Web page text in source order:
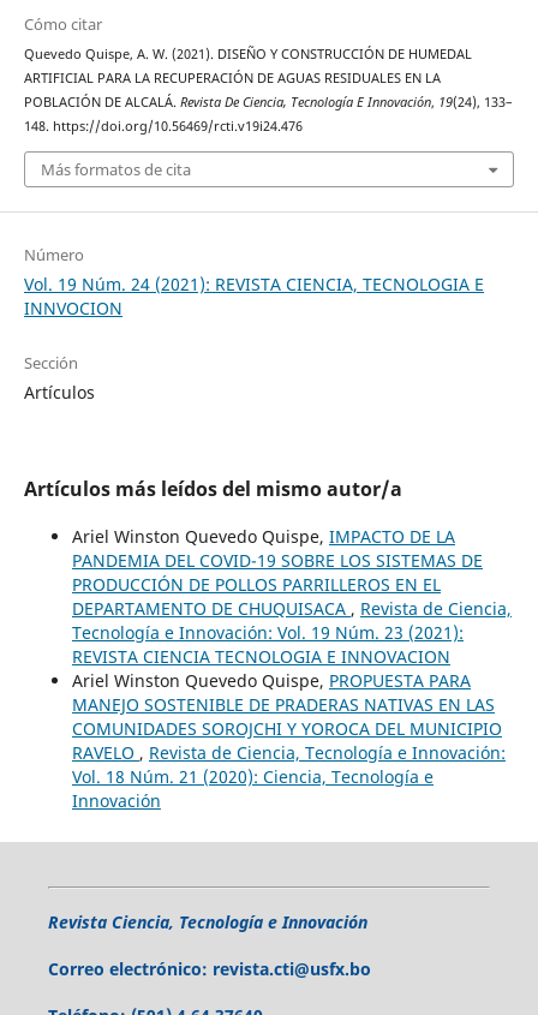
Cómo citar
Quevedo Quispe, A. W. (2021). DISEÑO Y CONSTRUCCIÓN DE HUMEDAL
ARTIFICIAL PARA LA RECUPERACIÓN DE AGUAS RESIDUALES EN LA
POBLACIÓN DE ALCALÁ. Revista De Ciencia, Tecnología E Innovación, 19(24), 133–
148. https://doi.org/10.56469/rcti.v19i24.476
Más formatos de cita
Número
Vol. 19 Núm. 24 (2021): REVISTA CIENCIA, TECNOLOGIA E
INNVOCION
Sección
Artículos
Artículos más leídos del mismo autor/a
Ariel Winston Quevedo Quispe, IMPACTO DE LA
PANDEMIA DEL COVID-19 SOBRE LOS SISTEMAS DE
PRODUCCIÓN DE POLLOS PARRILLEROS EN EL
DEPARTAMENTO DE CHUQUISACA , Revista de Ciencia,
Tecnología e Innovación: Vol. 19 Núm. 23 (2021):
REVISTA CIENCIA TECNOLOGIA E INNOVACION
Ariel Winston Quevedo Quispe, PROPUESTA PARA
MANEJO SOSTENIBLE DE PRADERAS NATIVAS EN LAS
COMUNIDADES SOROJCHI Y YOROCA DEL MUNICIPIO
RAVELO , Revista de Ciencia, Tecnología e Innovación:
Vol. 18 Núm. 21 (2020): Ciencia, Tecnología e
Innovación
Revista Ciencia, Tecnología e Innovación
Correo electrónico: revista.cti@usfx.bo